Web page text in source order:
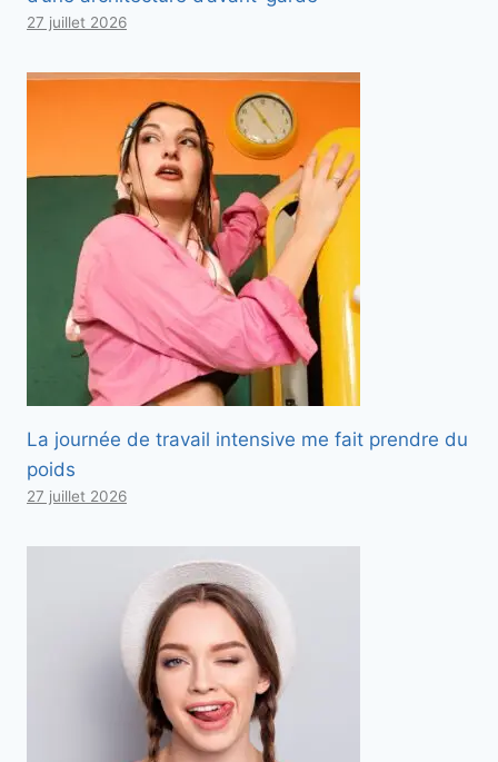
27 juillet 2026
La journée de travail intensive me fait prendre du
poids
27 juillet 2026